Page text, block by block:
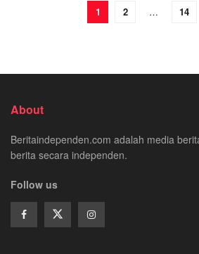
1 2 … 14
About
Beritaindependen.com adalah media
berita secara independen.
Follow us